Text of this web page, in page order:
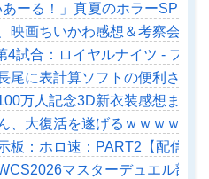
あーる！」真夏のホラーSPに
映画ちいかわ感想＆考察会＆
4試合：ロイヤルナイツ - フ
尾に表計算ソフトの便利さ
万人記念3D新衣装感想まとめ
、大復活を遂げるｗｗｗｗｗ
板：ホロ速：PART2【配信実
マスターデュエル部